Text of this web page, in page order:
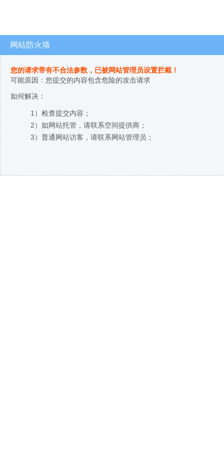
网站防火墙
您的请求带有不合法参数，已被网站管理员设置拦截！
可能原因：您提交的内容包含危险的攻击请求
如何解决：
1）检查提交内容；
2）如网站托管，请联系空间提供商；
3）普通网站访客，请联系网站管理员；